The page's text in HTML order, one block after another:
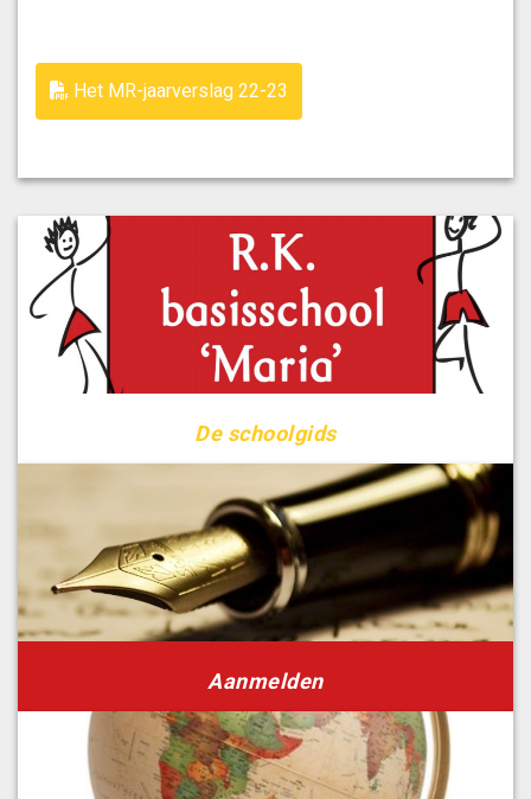
Het MR-jaarverslag 22-23
De schoolgids
Aanmelden